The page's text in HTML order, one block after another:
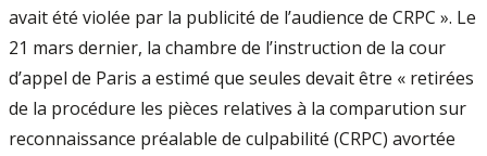
avait été violée par la publicité de l’audience de CRPC ». Le
21 mars dernier, la chambre de l’instruction de la cour
d’appel de Paris a estimé que seules devait être « retirées
de la procédure les pièces relatives à la comparution sur
reconnaissance préalable de culpabilité (CRPC) avortée